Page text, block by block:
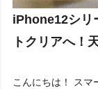
iPhone12シリ
トクリアへ！
こんにちは！ スマ